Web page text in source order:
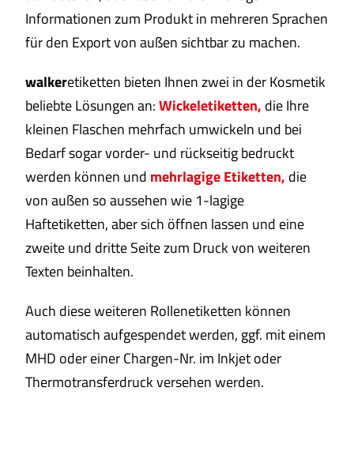
Informationen zum Produkt in mehreren Sprachen
für den Export von außen sichtbar zu machen.
walkeretiketten bieten Ihnen zwei in der Kosmetik
beliebte Lösungen an:Wickeletiketten, die Ihre
kleinen Flaschen mehrfach umwickeln und bei
Bedarf sogar vorder- und rückseitig bedruckt
werden können und mehrlagige Etiketten, die
von außen so aussehen wie 1-lagige
Haftetiketten, aber sich öffnen lassen und eine
zweite und dritte Seite zum Druck von weiteren
Texten beinhalten.
Auch diese weiteren Rollenetiketten können
automatisch aufgespendet werden, ggf. mit einem
MHD oder einer Chargen-Nr. im Inkjet oder
Thermotransferdruck versehen werden.